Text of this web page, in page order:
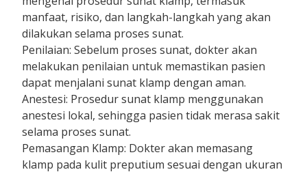
manfaat, risiko, dan langkah-langkah yang akan
dilakukan selama proses sunat.
Penilaian: Sebelum proses sunat, dokter akan
melakukan penilaian untuk memastikan pasien
dapat menjalani sunat klamp dengan aman.
Anestesi: Prosedur sunat klamp menggunakan
anestesi lokal, sehingga pasien tidak merasa sakit
selama proses sunat.
Pemasangan Klamp: Dokter akan memasang
klamp pada kulit preputium sesuai dengan ukuran